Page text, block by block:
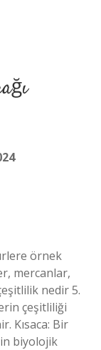
örnek
mercanlar,
nedir 5.
çeşitliliği
Kısaca: Bir
biyolojik